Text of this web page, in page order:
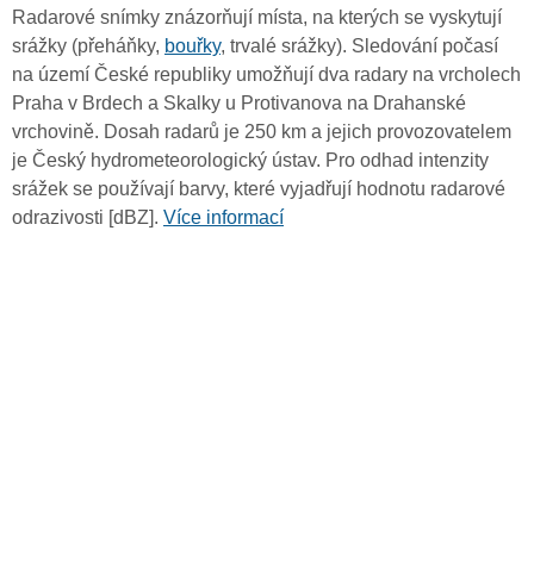
Radarové snímky znázorňují místa, na kterých se vyskytují
srážky (přeháňky, bouřky, trvalé srážky). Sledování počasí
na území České republiky umožňují dva radary na vrcholech
Praha v Brdech a Skalky u Protivanova na Drahanské
vrchovině. Dosah radarů je 250 km a jejich provozovatelem
je Český hydrometeorologický ústav. Pro odhad intenzity
srážek se používají barvy, které vyjadřují hodnotu radarové
odrazivosti [dBZ]. Více informací